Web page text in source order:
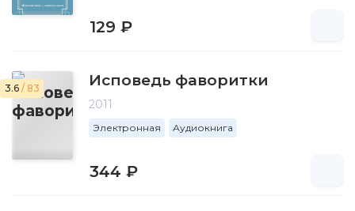
129 ₽
3.6 / 83 Исповедь фаворитки
2011
Электронная Аудиокнига
344 ₽